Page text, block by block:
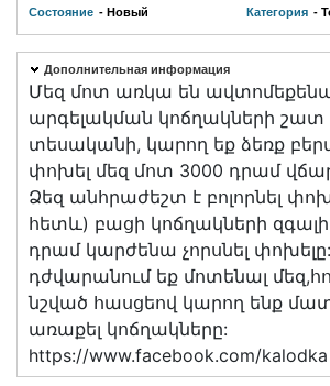
Состояние - Новый Категория -
Дополнительная информация
Մեզ մոտ առկա են
արգելակման կոճղակների շատ
տեսականի, կարող եք ձեռք
փոխել մեզ մոտ 3000 դրամ
Ձեզ անհրաժեշտ է բոլորնել
հետև) բացի կոճղակների զգալի
դրամ կարժենա չորսնել
դժվարանում եք մոտենալ
նշված հասցեով կարող ենք
առաքել կոճղակները:
https://www.facebook.com/kalodka